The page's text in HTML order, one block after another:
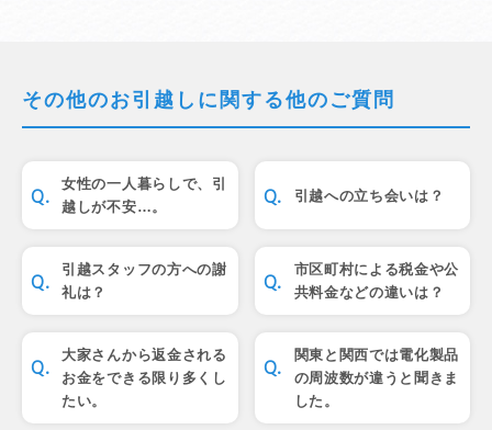
その他のお引越しに関する他のご質問
女性の一人暮らしで、引
越しが不安…。
引越への立ち会いは？
引越スタッフの方への謝
礼は？
市区町村による税金や公
共料金などの違いは？
大家さんから返金される
お金をできる限り多くし
たい。
関東と関西では電化製品
の周波数が違うと聞きま
した。